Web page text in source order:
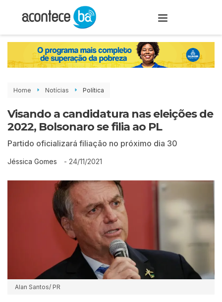
Home Notícias Política
Visando a candidatura nas eleições de
2022, Bolsonaro se filia ao PL
Partido oficializará filiação no próximo dia 30
Jéssica Gomes - 24/11/2021
Alan Santos/ PR